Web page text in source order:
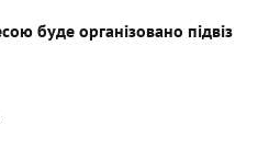
буде організовано підвіз